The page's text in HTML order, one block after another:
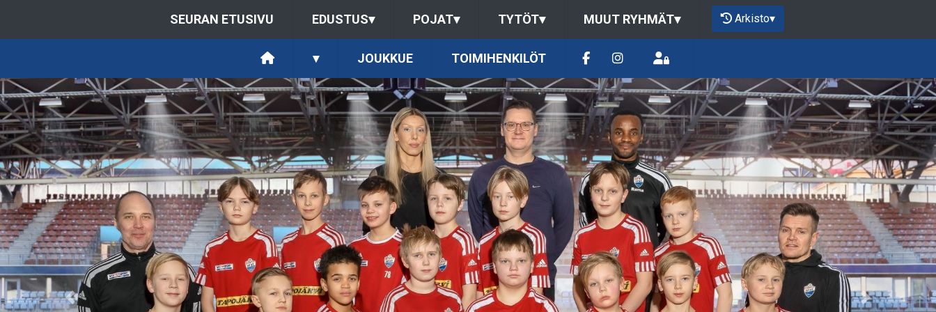
SEURAN ETUSIVU EDUSTUS▾ POJAT▾ TYTÖT▾ MUUT RYHMÄT▾ Arkisto▾
▾ JOUKKUE TOIMIHENKILÖT
Previous Next